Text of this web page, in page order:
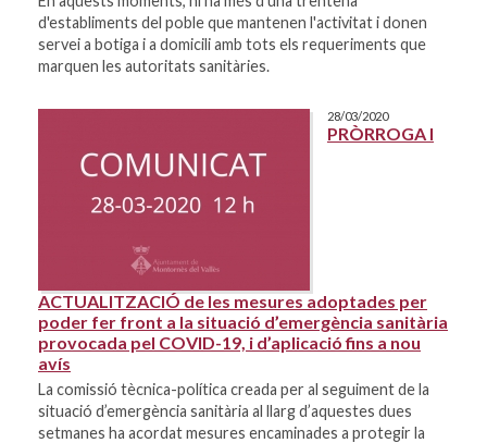
d'establiments del poble que mantenen l'activitat i donen
servei a botiga i a domicili amb tots els requeriments que
marquen les autoritats sanitàries.
28/03/2020
PRÒRROGA I
ACTUALITZACIÓ de les mesures adoptades per
poder fer front a la situació d’emergència sanitària
provocada pel COVID-19, i d’aplicació fins a nou
avís
La comissió tècnica-política creada per al seguiment de la
situació d’emergència sanitària al llarg d’aquestes dues
setmanes ha acordat mesures encaminades a protegir la